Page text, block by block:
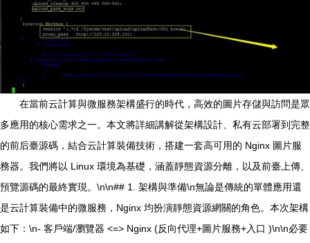
在當前云計算與微服務架構盛行的時代，高效的圖片存儲與訪問是眾
多應用的核心需求之一。本文將詳細講解從架構設計、私有云部署到完整
的前后臺源碼，結合云計算裝備技術，搭建一套高可用的 Nginx 圖片服
務器。我們將以 Linux 環境為基礎，涵蓋靜態資源分離，以及前臺上傳、
預覽源碼的最終實現。\n\n## 1. 架構與準備\n無論是傳統的單體應用還
是云計算裝備中的微服務，Nginx 均扮演靜態資源網關的角色。本次架構
如下：\n- 客戶端/瀏覽器 <=> Nginx (反向代理+圖片服務+入口 )\n\n必要